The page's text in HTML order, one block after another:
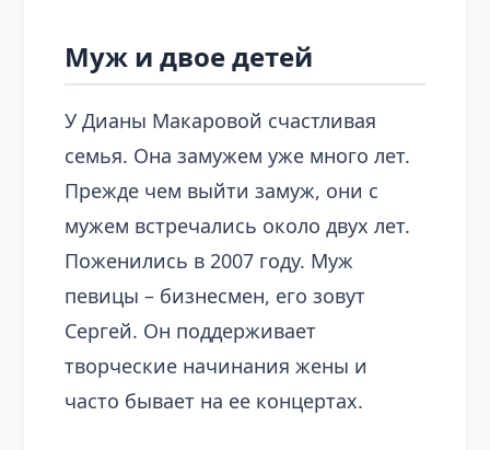
Муж и двое детей
У Дианы Макаровой счастливая
семья. Она замужем уже много лет.
Прежде чем выйти замуж, они с
мужем встречались около двух лет.
Поженились в 2007 году. Муж
певицы – бизнесмен, его зовут
Сергей. Он поддерживает
творческие начинания жены и
часто бывает на ее концертах.